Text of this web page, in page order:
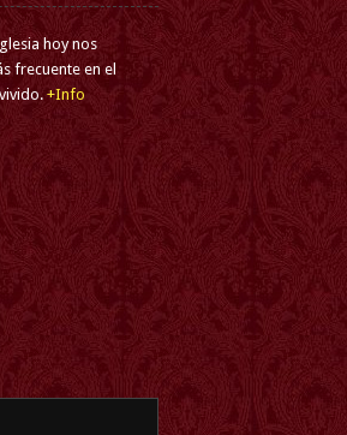
hoy nos
frecuente en el
+Info